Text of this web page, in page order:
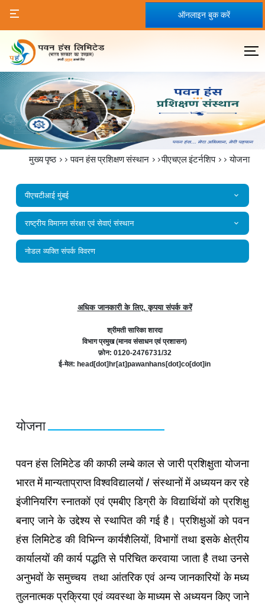
ऑनलाइन बुक करें
मुख्य पृष्ठ >>पवन हंस प्रशिक्षण संस्थान >>पीएचएल इंटर्नशिप >>योजना
पीएचटीआई मुंबई
राष्‍ट्रीय विमानन संरक्षा एवं सेवाएं संस्‍थान
नोडल व्यक्ति संपर्क विवरण
अधिक जानकारी के लिए, कृपया संपर्क करें
श्रीमती सारिका शारदा
विभाग प्रमुख (मानव संसाधन एवं प्रशासन)
फ़ोन: 0120-2476731/32
ई-मेल: head[dot]hr[at]pawanhans[dot]co[dot]in
योजना
पवन हंस लिमिटेड की काफी लम्‍बे काल से जारी प्रशिक्षुता योजना
भारत में मान्‍यताप्राप्‍त विश्‍वविद्यालयों / संस्‍थानों में अध्‍ययन कर रहे
इंजीनियरिंग स्‍नातकों एवं एमबीए डिग्री के विद्यार्थियों को प्रशिक्षु
बनाए जाने के उद्देश्‍य से स्‍थापित की गई है। प्रशिक्षुओं को पवन
हंस लिमिटेड की विभिन्‍न कार्यशैलियों, विभागों तथा इसके क्षेत्रीय
कार्यालयों की कार्य पद्धति से परिचित करवाया जाता है तथा उनसे
अनुभवों के समुच्‍चय तथा आंतरिक एवं अन्‍य जानकारियों के मध्‍य
तुलनात्‍मक प्रक्रिया एवं व्‍यवस्‍था के माध्‍यम से अध्‍ययन किए जाने